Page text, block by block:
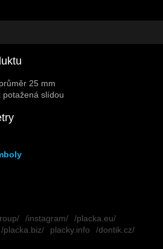
25 mm
potažená slídou
/instagram/
/placka.eu/
/placka.biz/ placky.info /dontik.cz/